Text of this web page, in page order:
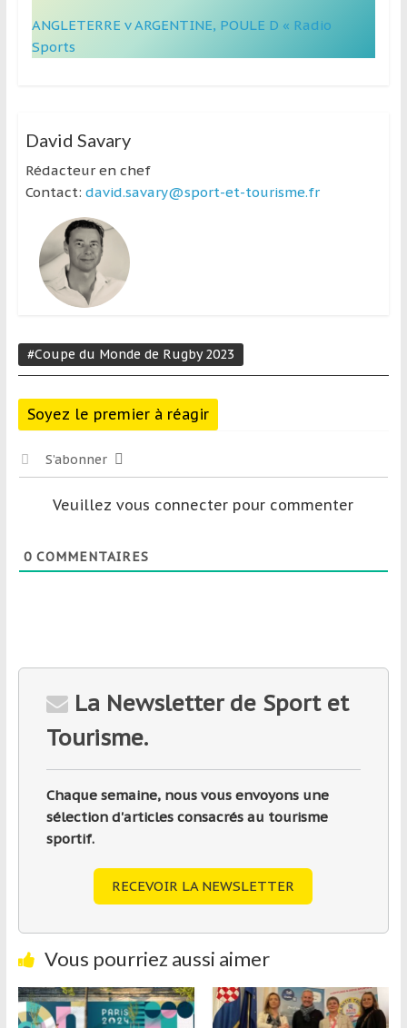
ANGLETERRE v ARGENTINE, POULE D « Radio
Sports
David Savary
Rédacteur en chef
Contact: david.savary@sport-et-tourisme.fr
#Coupe du Monde de Rugby 2023
Soyez le premier à réagir
S’abonner
Veuillez vous connecter pour commenter
0COMMENTAIRES
La Newsletter de Sport et
Tourisme.
Chaque semaine, nous vous envoyons une
sélection d'articles consacrés au tourisme
sportif.
RECEVOIR LA NEWSLETTER
Vous pourriez aussi aimer